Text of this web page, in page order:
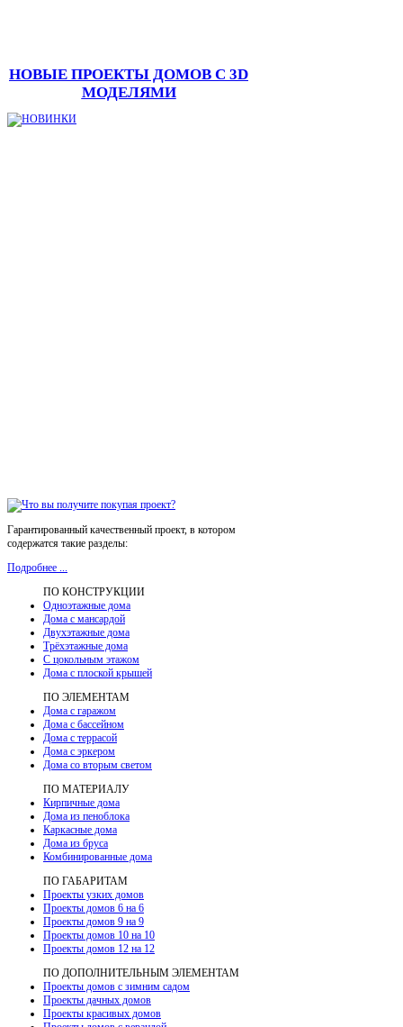
НОВЫЕ ПРОЕКТЫ ДОМОВ С 3D
МОДЕЛЯМИ
Гарантированный качественный проект, в котором
содержатся такие разделы:
Подробнее ...
ПО КОНСТРУКЦИИ
Одноэтажные дома
Дома с мансардой
Двухэтажные дома
Трёхэтажные дома
С цокольным этажом
Дома с плоской крышей
ПО ЭЛЕМЕНТАМ
Дома с гаражом
Дома с бассейном
Дома с террасой
Дома с эркером
Дома со вторым светом
ПО МАТЕРИАЛУ
Кирпичные дома
Дома из пеноблока
Каркасные дома
Дома из бруса
Комбинированные дома
ПО ГАБАРИТАМ
Проекты узких домов
Проекты домов 6 на 6
Проекты домов 9 на 9
Проекты домов 10 на 10
Проекты домов 12 на 12
ПО ДОПОЛНИТЕЛЬНЫМ ЭЛЕМЕНТАМ
Проекты домов с зимним садом
Проекты дачных домов
Проекты красивых домов